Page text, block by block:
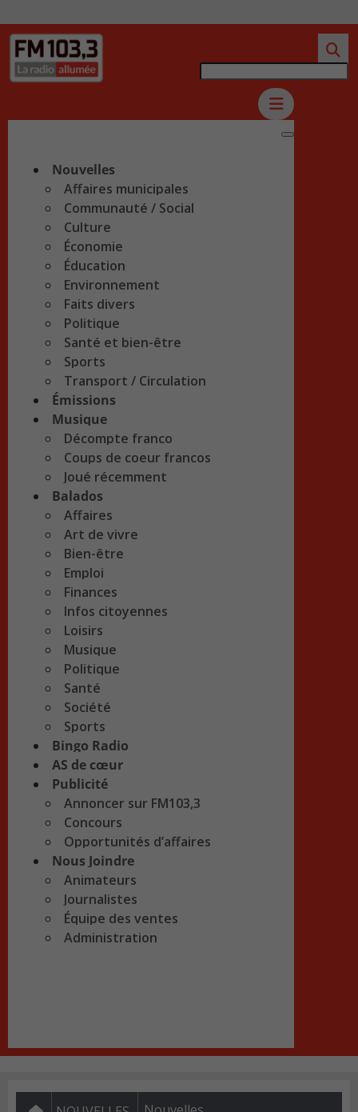
Nouvelles
Affaires municipales
Communauté / Social
Culture
Économie
Éducation
Environnement
Faits divers
Politique
Santé et bien-être
Sports
Transport / Circulation
Émissions
Musique
Décompte franco
Coups de coeur francos
Joué récemment
Balados
Affaires
Art de vivre
Bien-être
Emploi
Finances
Infos citoyennes
Loisirs
Musique
Politique
Santé
Société
Sports
Bingo Radio
AS de cœur
Publicité
Annoncer sur FM103,3
Concours
Opportunités d’affaires
Nous Joindre
Animateurs
Journalistes
Équipe des ventes
Administration